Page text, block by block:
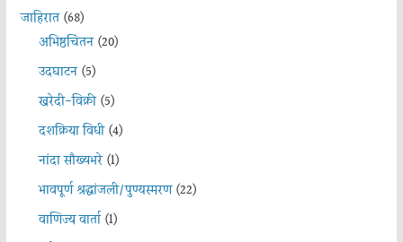
जाहिरात(68)
अभिष्ठचिंतन(20)
उदघाटन(5)
खरेदी-विक्री(5)
दशक्रिया विधी(4)
नांदा सौख्यभरे(1)
भावपूर्ण श्रद्धांजली/पुण्यस्मरण(22)
वाणिज्य वार्ता(1)